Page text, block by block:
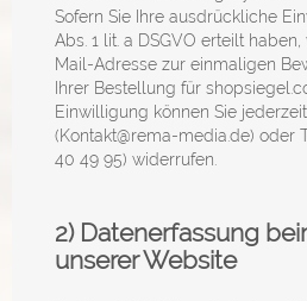
Sofern Sie Ihre ausdrückliche
Abs. 1 lit. a DSGVO erteilt
Mail-Adresse zur einmaligen
Ihrer Bestellung für
Einwilligung können Sie
(Kontakt@rema-media.de) oder
40 49 95) widerrufen.
2) Datenerfassung
unserer Website